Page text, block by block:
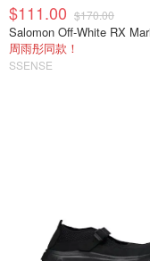
$111.00 $170.00
周雨彤同款！
SSENSE